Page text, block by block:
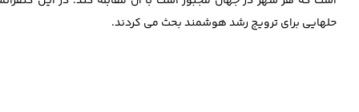
حلهایی برای ترویج رشد هوشمند بحث می کردند.